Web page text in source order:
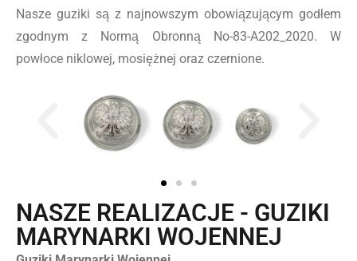
Nasze guziki są z najnowszym obowiązującym godłem
zgodnym z Normą Obronną No-83-A202_2020. W
powłoce niklowej, mosiężnej oraz czernione.
NASZE REALIZACJE - GUZIKI
MARYNARKI WOJENNEJ